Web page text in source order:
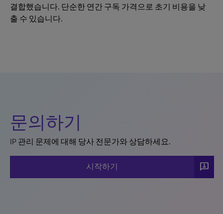
결합했습니다. 단순한 연간 구독 가격으로 초기 비용을 낮
출 수 있습니다.
문의하기
IP 관리 문제에 대해 당사 전문가와 상담하세요.
시작하기 3p